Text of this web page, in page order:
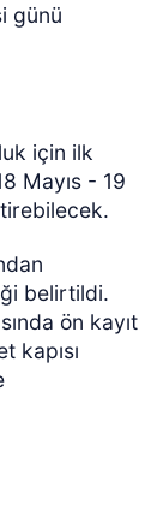
günü
için ilk
Mayıs - 19
belirtildi.
ön kayıt
kapısı